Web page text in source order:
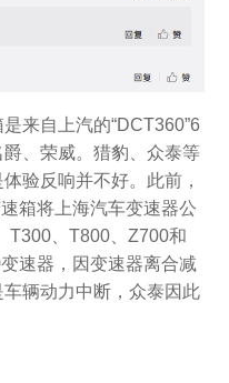
来自上汽的“DCT360”6
、荣威。猎豹、众泰等
验反响并不好。此前，
箱将上海汽车变速器公
T300、T800、Z700和
速器，因变速器离合减
辆动力中断，众泰因此